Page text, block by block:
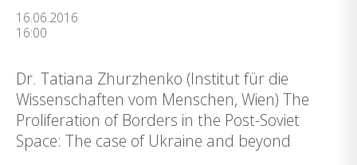
16.06.2016
16:00
Dr. Tatiana Zhurzhenko (Institut für die
Wissenschaften vom Menschen, Wien) The
Proliferation of Borders in the Post-Soviet
Space: The case of Ukraine and beyond